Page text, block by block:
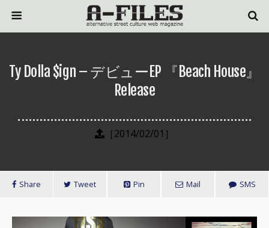
Ty Dolla $ign – デビューEP 『Beach House』
Release
［2014/02/01］
Share Tweet Pin Mail SMS